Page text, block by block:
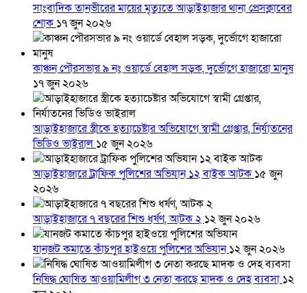
সাংবাদিক তানভীরের মায়ের মৃত্যুতে আড়াইহাজার থানা প্রেসক্লাবের
শোক ১৭ জুন ২০২৬
কাঞ্চন পৌরসভার ৯ নং ওয়ার্ডে বেহাল সড়ক, দুর্ভোগে হাজারো মানুষ
১৭ জুন ২০২৬
আড়াইহাজারে স্ত্রীকে হত্যাচেষ্টার অভিযোগে স্বামী গ্রেপ্তার, নির্যাতনের
ভিডিও ভাইরাল ১৫ জুন ২০২৬
আড়াইহাজারে ট্রাফিক পুলিশের অভিযান ১২ বাইক আটক ১৫ জুন
২০২৬
আড়াইহাজারে ৭ বছরের শিশু ধর্ষণ, আটক ২ ১২ জুন ২০২৬
যানজট কমাতে কাঁচপুর হাইওয়ে পুলিশের অভিযান১২ জুন ২০২৬
নিষিদ্ধ ঘোষিত আওয়ামিলীগ ৩ নেতা করছে মাদক ও দেহ ব্যবসা ১২